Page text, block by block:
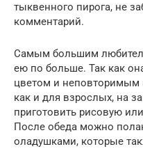
тыквенного пирога, не
комментарий.
Самым большим
ею по больше. Так как
цветом и неповторимым
как и для взрослых, на
приготовить рисовую
После обеда можно
оладушками, которые